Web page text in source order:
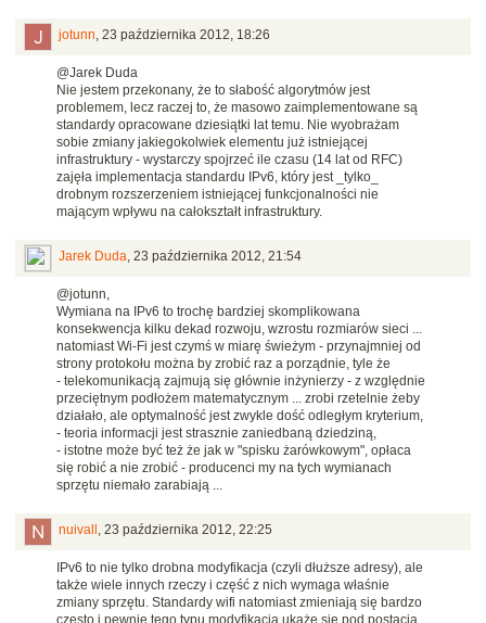
jotunn, 23 października 2012, 18:26
@Jarek Duda
Nie jestem przekonany, że to słabość algorytmów jest
problemem, lecz raczej to, że masowo zaimplementowane są
standardy opracowane dziesiątki lat temu. Nie wyobrażam
sobie zmiany jakiegokolwiek elementu już istniejącej
infrastruktury - wystarczy spojrzeć ile czasu (14 lat od RFC)
zajęła implementacja standardu IPv6, który jest _tylko_
drobnym rozszerzeniem istniejącej funkcjonalności nie
mającym wpływu na całokształt infrastruktury.
Jarek Duda, 23 października 2012, 21:54
@jotunn,
Wymiana na IPv6 to trochę bardziej skomplikowana
konsekwencja kilku dekad rozwoju, wzrostu rozmiarów sieci ...
natomiast Wi-Fi jest czymś w miarę świeżym - przynajmniej od
strony protokołu można by zrobić raz a porządnie, tyle że
- telekomunikacją zajmują się głównie inżynierzy - z względnie
przeciętnym podłożem matematycznym ... zrobi rzetelnie żeby
działało, ale optymalność jest zwykle dość odległym kryterium,
- teoria informacji jest strasznie zaniedbaną dziedziną,
- istotne może być też że jak w "spisku żarówkowym", opłaca
się robić a nie zrobić - producenci my na tych wymianach
sprzętu niemało zarabiają ...
nuivall , 23 października 2012, 22:25
IPv6 to nie tylko drobna modyfikacja (czyli dłuższe adresy), ale
także wiele innych rzeczy i część z nich wymaga właśnie
zmiany sprzętu. Standardy wifi natomiast zmieniają się bardzo